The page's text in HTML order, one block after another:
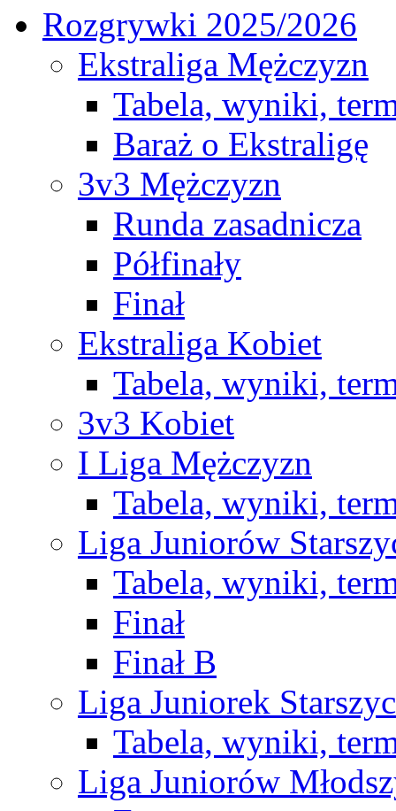
Rozgrywki 2025/2026
Ekstraliga Mężczyzn
Tabela, wyniki,
Baraż o Ekstraligę
3v3 Mężczyzn
Runda zasadnicza
Półfinały
Finał
Ekstraliga Kobiet
Tabela, wyniki,
3v3 Kobiet
I Liga Mężczyzn
Tabela, wyniki,
Liga Juniorów
Tabela, wyniki,
Finał
Finał B
Liga Juniorek
Tabela, wyniki,
Liga Juniorów